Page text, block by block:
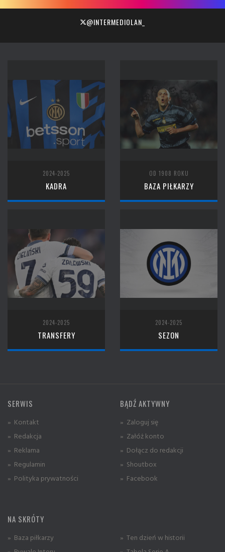
@INTERMEDIOLAN_
2024-2025
KADRA
OD 1908 ROKU
BAZA PIŁKARZY
2024-2025
TRANSFERY
2024-2025
SEZON
SERWIS
» Kontakt
» Redakcja
» Reklama
» Regulamin
» Polityka prywatności
BĄDŹ AKTYWNY
» Zaloguj się
» Załóż konto
» Dołącz do redakcji
» Shoutbox
» Facebook
NA SKRÓTY
» Baza piłkarzy
» Ten dzień w historii